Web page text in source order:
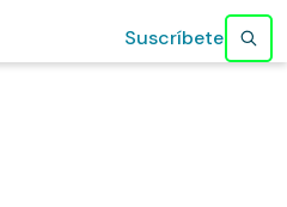
Suscríbete